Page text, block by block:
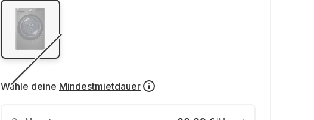
Wähle deine Mindestmietdauer